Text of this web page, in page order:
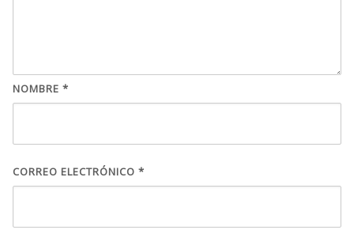
NOMBRE *
CORREO ELECTRÓNICO *